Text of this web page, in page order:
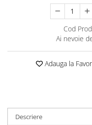
Carlige Jaecoo 5
Carlige Jaecoo 7
Carlige Jaecoo E5
Carlige Kia EV4
Carlige Kia EV5
Covorase auto Seat
Covorase auto Skoda
Covorase auto Subaru
Covorase auto Suzuki
Covorase auto Volvo
Scut motor Land-Rover
Scut motor Lexus
Scut motor MAN
Scut motor Maxus
Scut motor MG
Cod
Ai nevoie
Adauga la
Descriere